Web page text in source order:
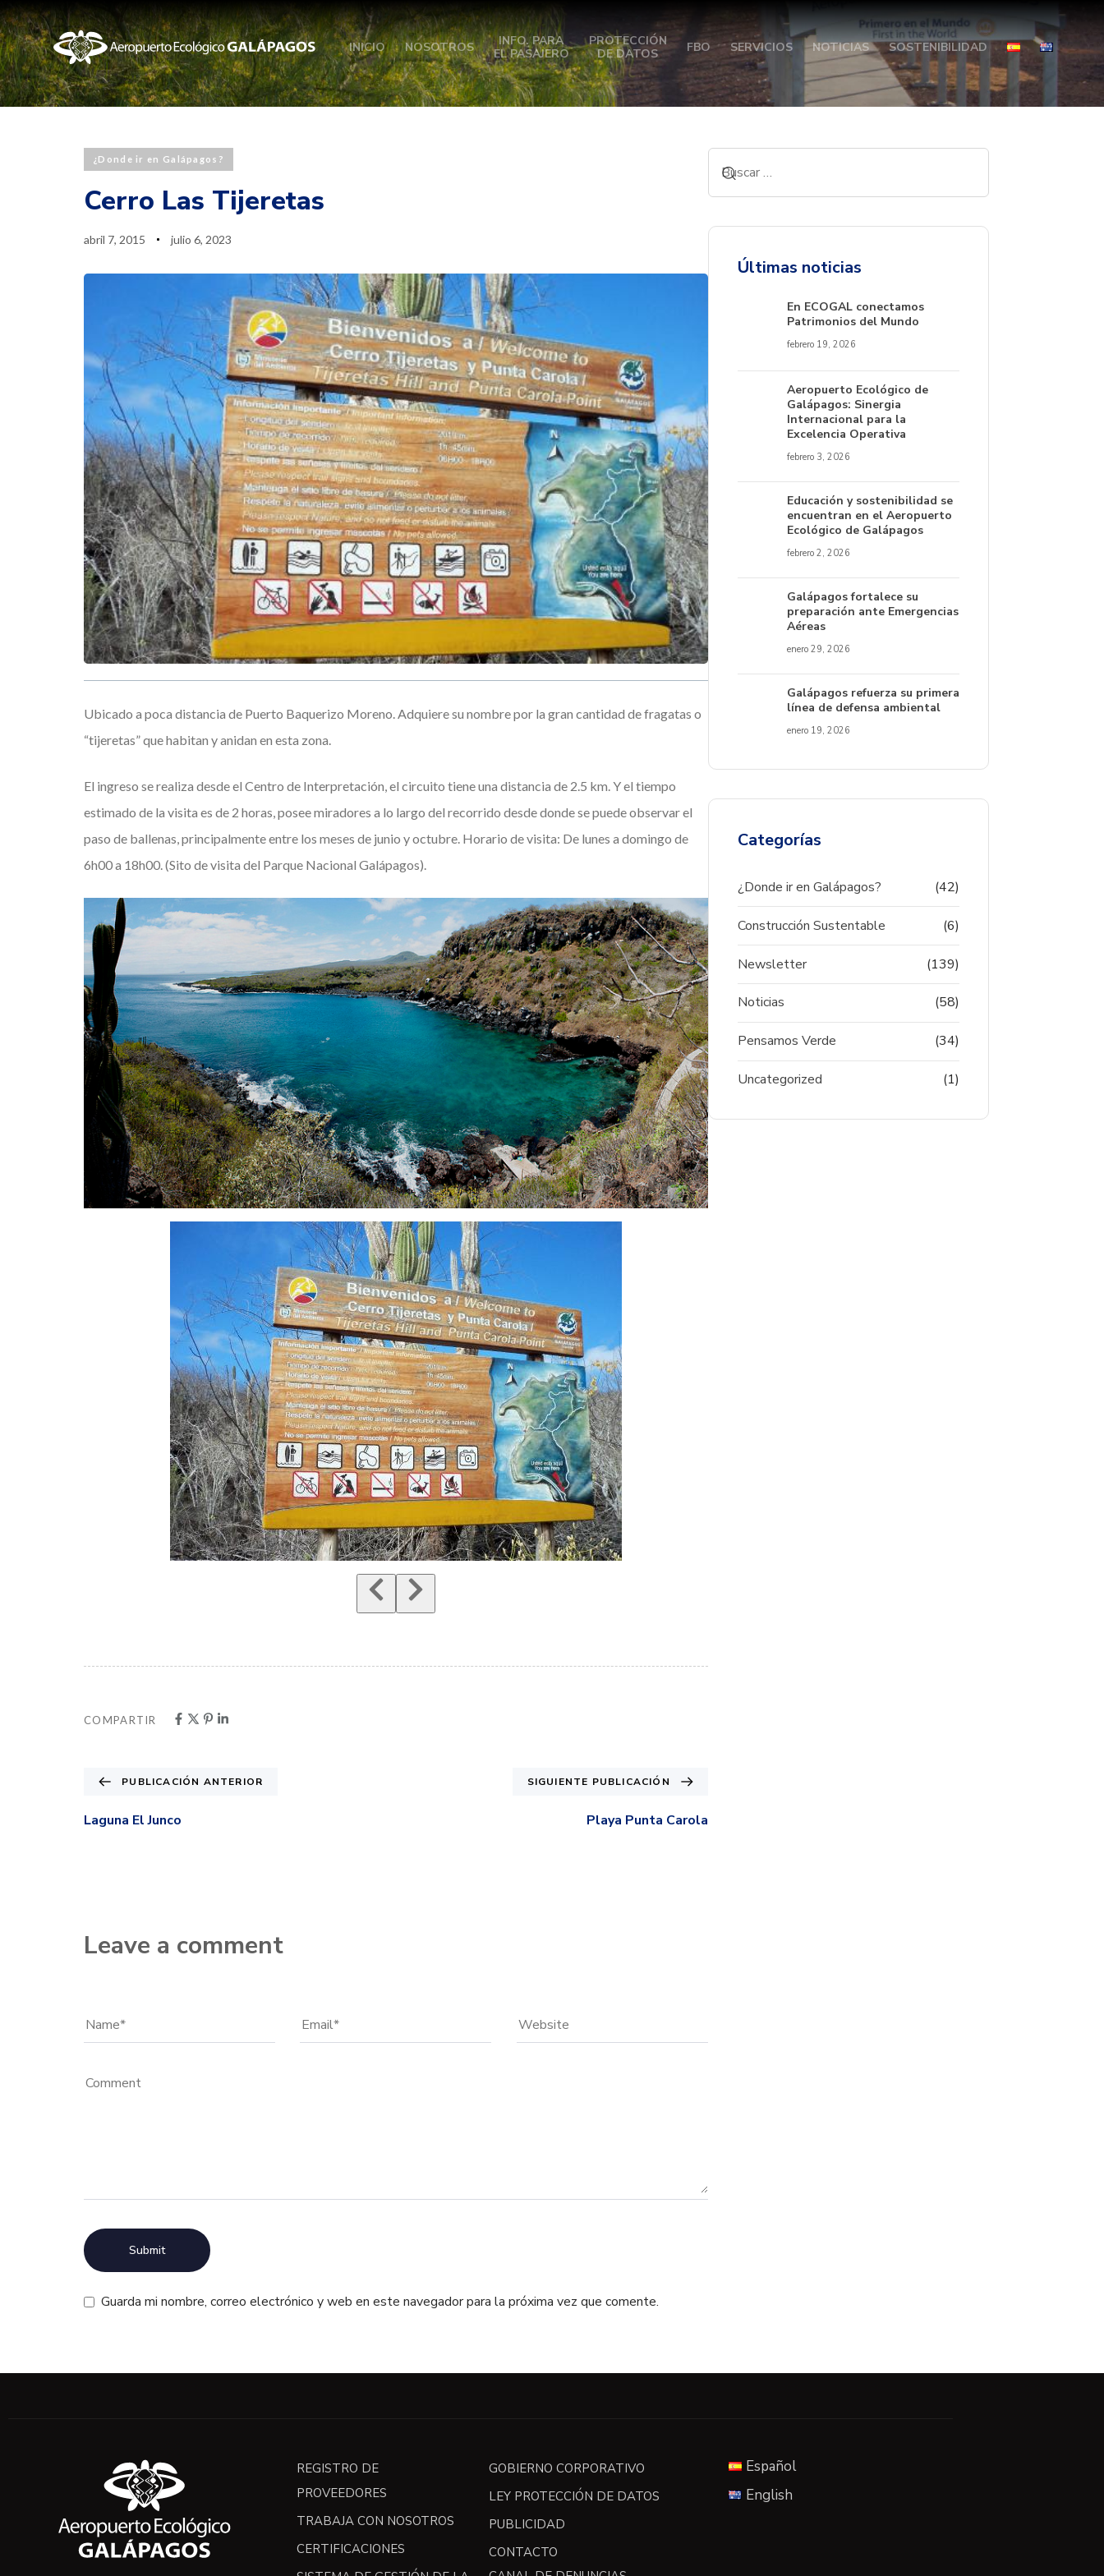
INICIO NOSOTROS
INFO. PARA
EL PASAJERO
PROTECCIÓN
DE DATOS
FBO SERVICIOS NOTICIAS SOSTENIBILIDAD
PUBLISHED
¿Donde ir en Galápagos?
Cerro Las Tijeretas
Published
abril 7, 2015
Last
julio 6, 2023
Ubicado a poca distancia de Puerto Baquerizo Moreno. Adquiere su nombre por la gran cantidad de fragatas o
“tijeretas” que habitan y anidan en esta zona.
El ingreso se realiza desde el Centro de Interpretación, el circuito tiene una distancia de 2.5 km. Y el tiempo
estimado de la visita es de 2 horas, posee miradores a lo largo del recorrido desde donde se puede observar el
paso de ballenas, principalmente entre los meses de junio y octubre. Horario de visita: De lunes a domingo de
6h00 a 18h00. (Sito de visita del Parque Nacional Galápagos).
COMPARTIR
PUBLICACIÓN ANTERIOR
Laguna El Junco
SIGUIENTE PUBLICACIÓN
Playa Punta Carola
Leave a comment
Guarda mi nombre, correo electrónico y web en este navegador para la próxima vez que comente.
Últimas noticias
En ECOGAL conectamos
Patrimonios del Mundo
febrero 19, 2026
Aeropuerto Ecológico de
Galápagos: Sinergia
Internacional para la
Excelencia Operativa
febrero 3, 2026
Educación y sostenibilidad se
encuentran en el Aeropuerto
Ecológico de Galápagos
febrero 2, 2026
Galápagos fortalece su
preparación ante Emergencias
Aéreas
enero 29, 2026
Galápagos refuerza su primera
línea de defensa ambiental
enero 19, 2026
Categorías
¿Donde ir en Galápagos? (42)
Construcción Sustentable (6)
Newsletter (139)
Noticias (58)
Pensamos Verde (34)
Uncategorized (1)
REGISTRO DE
PROVEEDORES
TRABAJA CON NOSOTROS
CERTIFICACIONES
GOBIERNO CORPORATIVO
LEY PROTECCIÓN DE DATOS
PUBLICIDAD
CONTACTO
Español
English